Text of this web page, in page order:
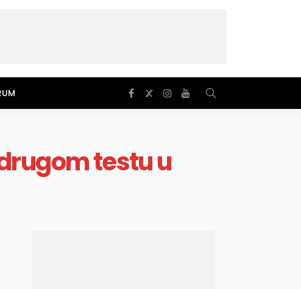
testu u